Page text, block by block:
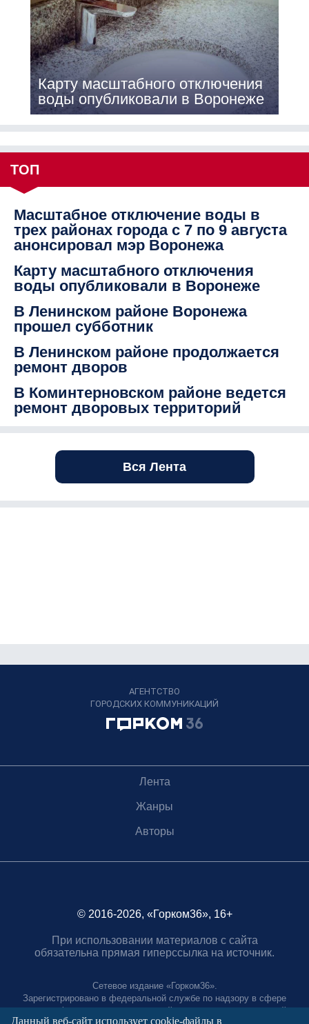
Карту масштабного отключения
воды опубликовали в Воронеже
ТОП
Масштабное отключение воды в
трех районах города с 7 по 9 августа
анонсировал мэр Воронежа
Карту масштабного отключения
воды опубликовали в Воронеже
В Ленинском районе Воронежа
прошел субботник
В Ленинском районе продолжается
ремонт дворов
В Коминтерновском районе ведется
ремонт дворовых территорий
Вся Лента
АГЕНТСТВО
ГОРОДСКИХ КОММУНИКАЦИЙ
Лента
Жанры
Авторы
© 2016-2026, «Горком36», 16+
При использовании материалов с сайта
обязательна прямая гиперссылка на источник.
Сетевое издание «Горком36».
Зарегистрировано в федеральной службе по надзору в сфере
связи, информационных технологий и массовых коммуникаций.
Данный веб-сайт использует cookie-файлы в